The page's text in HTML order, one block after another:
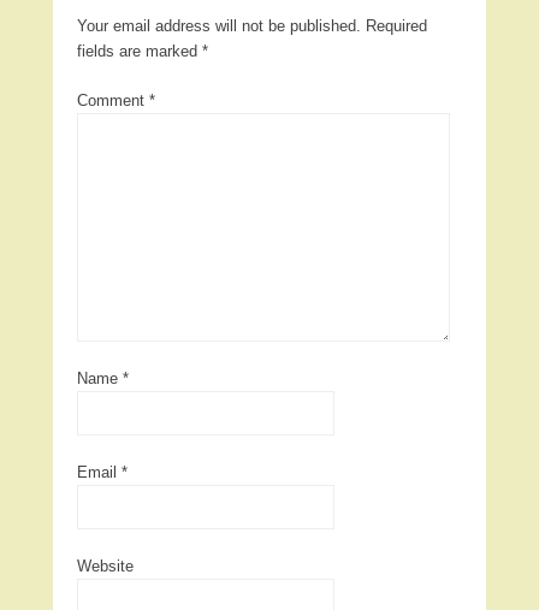
Your email address will not be published. Required
fields are marked *
Comment *
Name *
Email *
Website